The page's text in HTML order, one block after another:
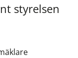
styrelsen